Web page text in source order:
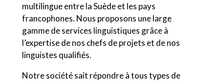
multilingue entre la Suède et les pays
francophones. Nous proposons une large
gamme de services linguistiques grâce à
l’expertise de nos chefs de projets et de nos
linguistes qualifiés.
Notre société sait répondre à tous types de